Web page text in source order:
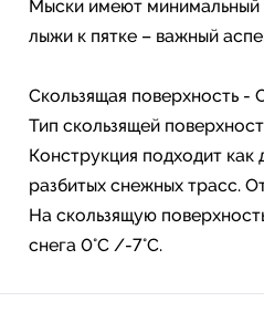
Мыски имеют минимальный
лыжи к пятке – важный
Скользящая поверхность -
Тип скользящей
Конструкция подходит как
разбитых снежных трасс.
На скользящую
снега 0°С /-7°С.